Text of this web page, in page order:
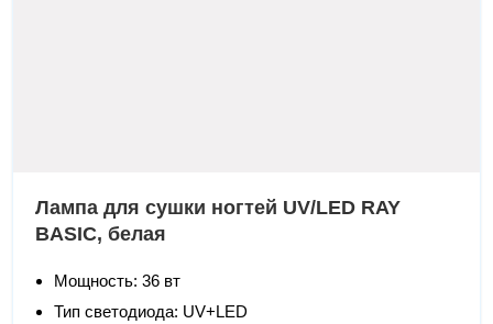
Лампа для сушки ногтей UV/LED RAY
BASIC, белая
Мощность: 36 вт
Тип светодиода: UV+LED